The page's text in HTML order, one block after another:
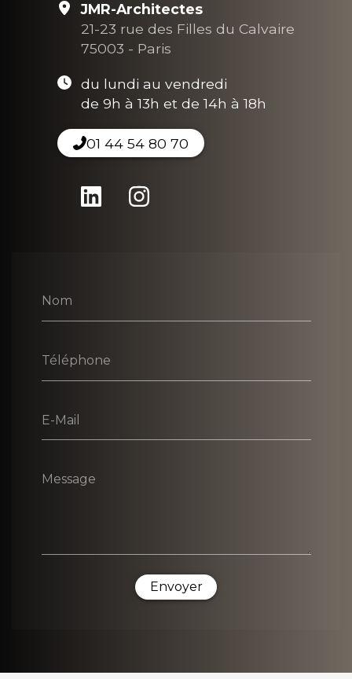
Nom
Téléphone
E-Mail
Message
Envoyer
JMR-Architectes
21-23 rue des Filles du Calvaire
75003 - Paris
du lundi au vendredi
de 9h à 13h et de 14h à 18h
01 44 54 80 70